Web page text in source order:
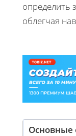
определить
облегчая